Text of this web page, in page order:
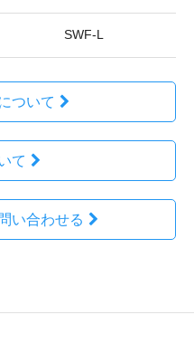
SWF-L
ついて
て
い合わせる